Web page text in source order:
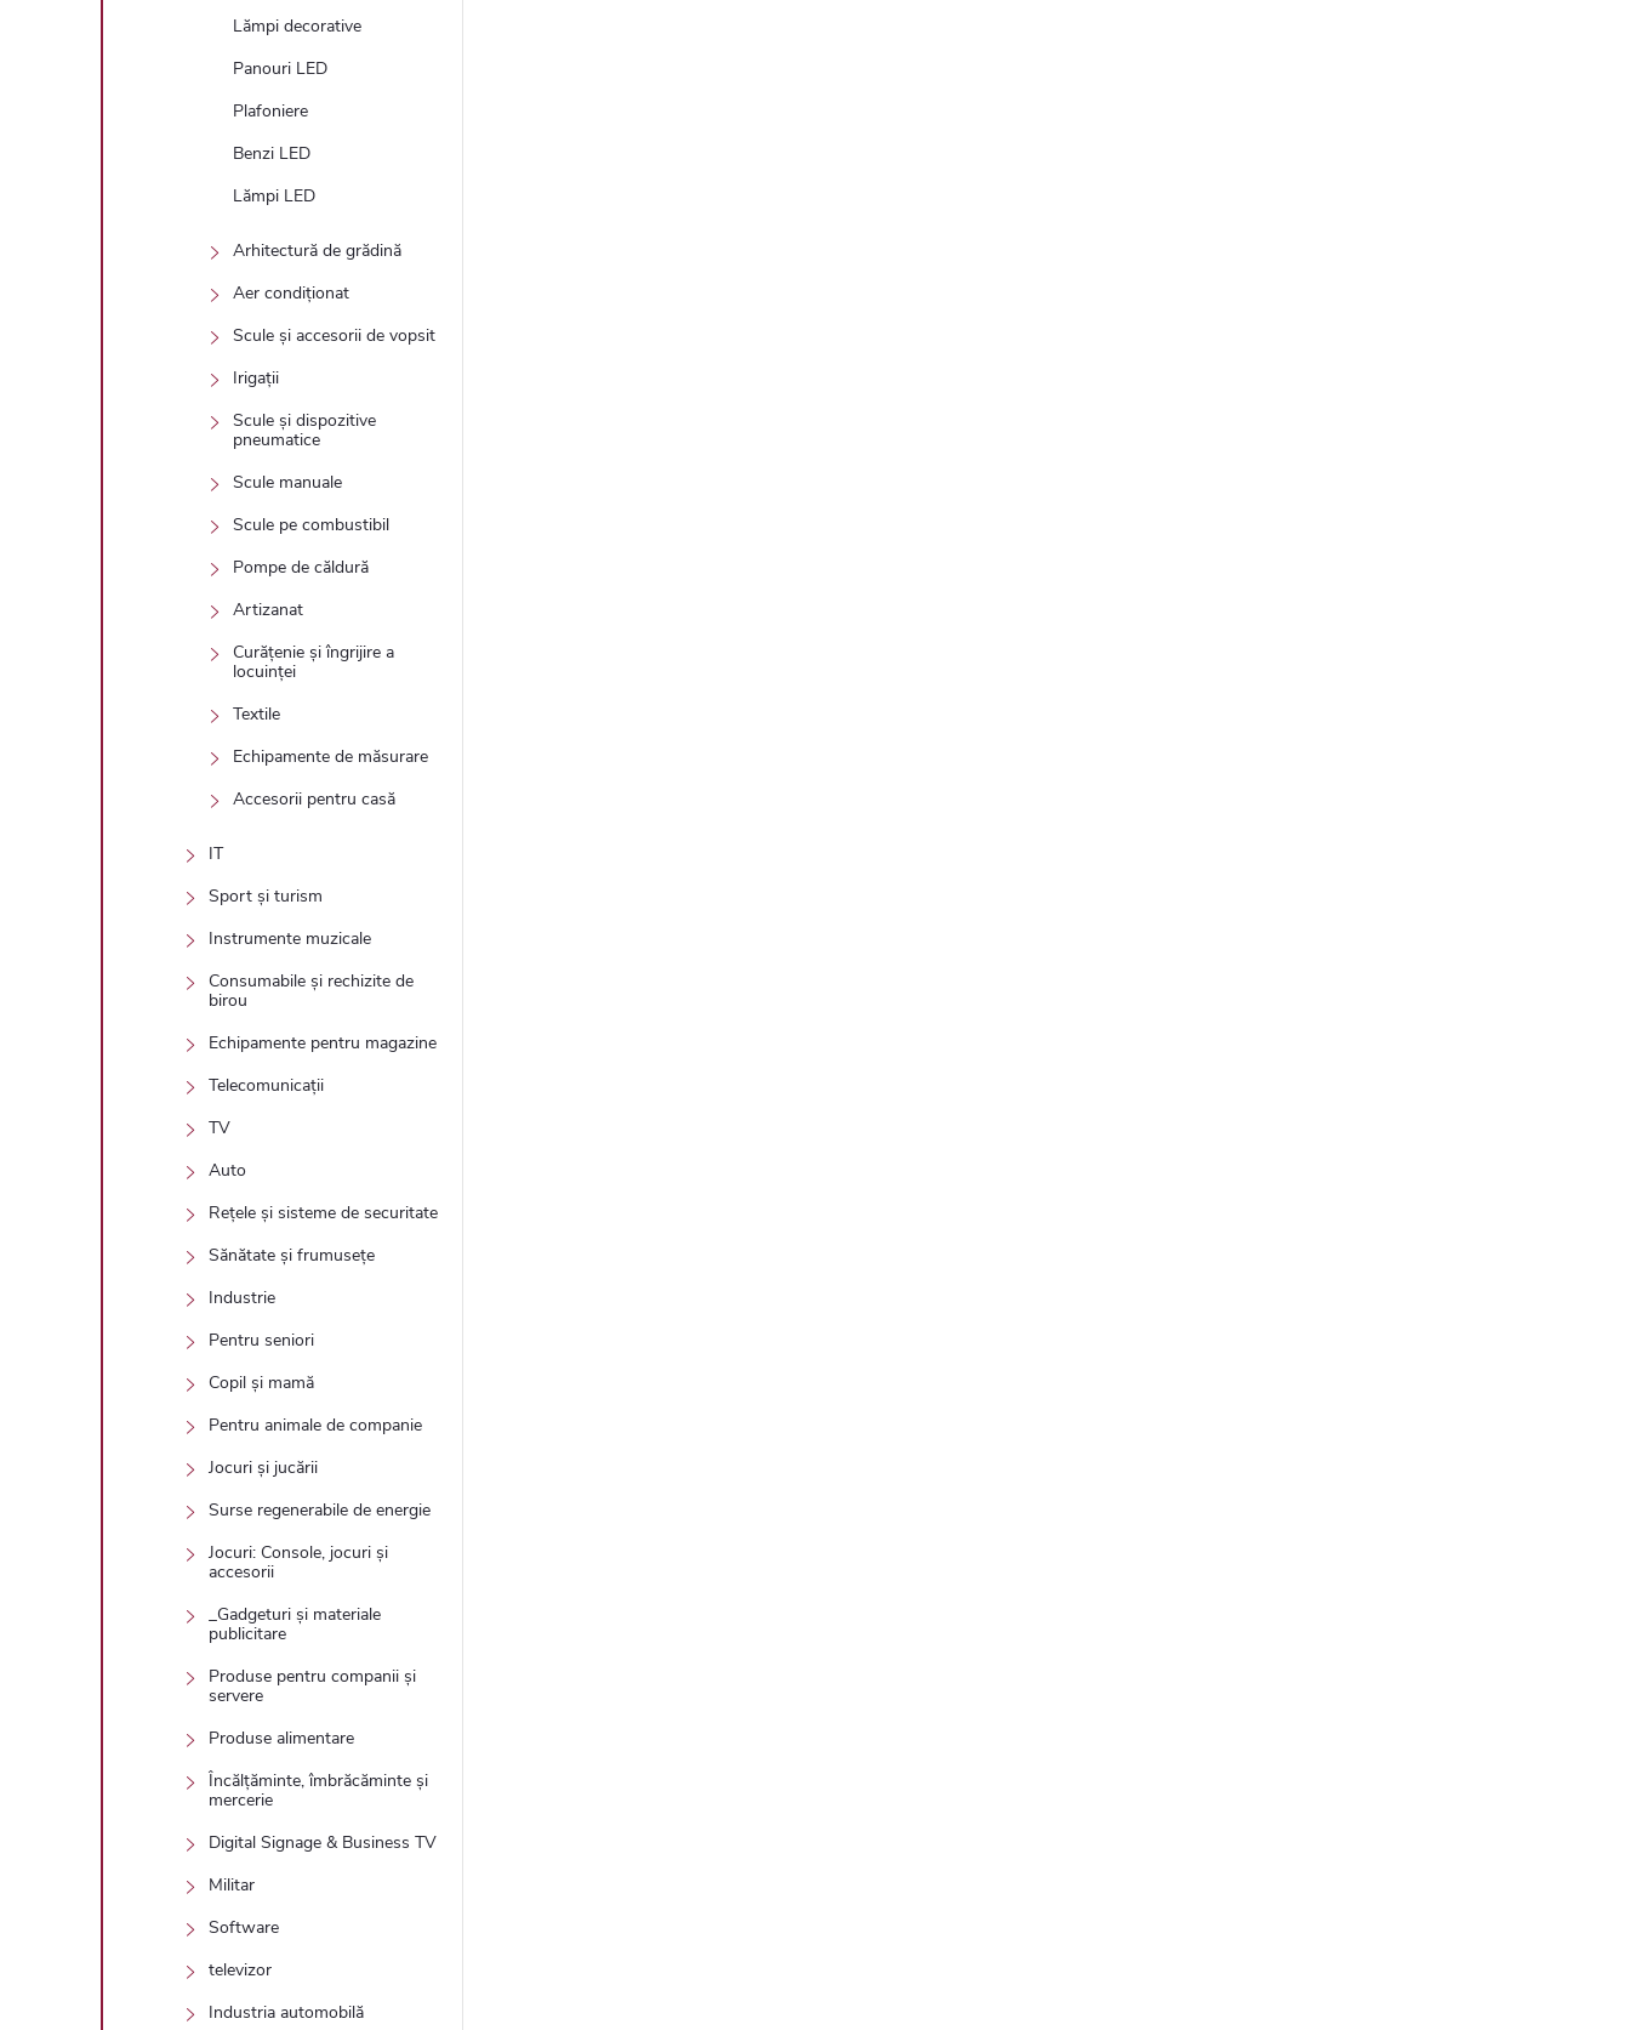
Lămpi decorative
Panouri LED
Plafoniere
Benzi LED
Lămpi LED
Arhitectură de grădină
Aer condiționat
Scule și accesorii de vopsit
Irigații
Scule și dispozitive
pneumatice
Scule manuale
Scule pe combustibil
Pompe de căldură
Artizanat
Curățenie și îngrijire a
locuinței
Textile
Echipamente de măsurare
Accesorii pentru casă
IT
Sport și turism
Instrumente muzicale
Consumabile și rechizite de
birou
Echipamente pentru magazine
Telecomunicații
TV
Auto
Rețele și sisteme de securitate
Sănătate și frumusețe
Industrie
Pentru seniori
Copil și mamă
Pentru animale de companie
Jocuri și jucării
Surse regenerabile de energie
Jocuri: Console, jocuri și
accesorii
_Gadgeturi și materiale
publicitare
Produse pentru companii și
servere
Produse alimentare
Încălțăminte, îmbrăcăminte și
mercerie
Digital Signage & Business TV
Militar
Software
televizor
Industria automobilă